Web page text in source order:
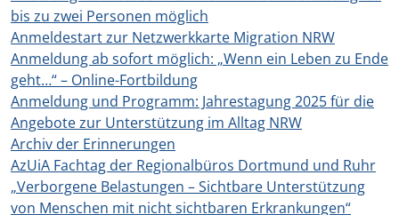
bis zu zwei Personen möglich
Anmeldestart zur Netzwerkkarte Migration NRW
Anmeldung ab sofort möglich: „Wenn ein Leben zu Ende
geht…“ – Online-Fortbildung
Anmeldung und Programm: Jahrestagung 2025 für die
Angebote zur Unterstützung im Alltag NRW
Archiv der Erinnerungen
AzUiA Fachtag der Regionalbüros Dortmund und Ruhr
„Verborgene Belastungen – Sichtbare Unterstützung
von Menschen mit nicht sichtbaren Erkrankungen“